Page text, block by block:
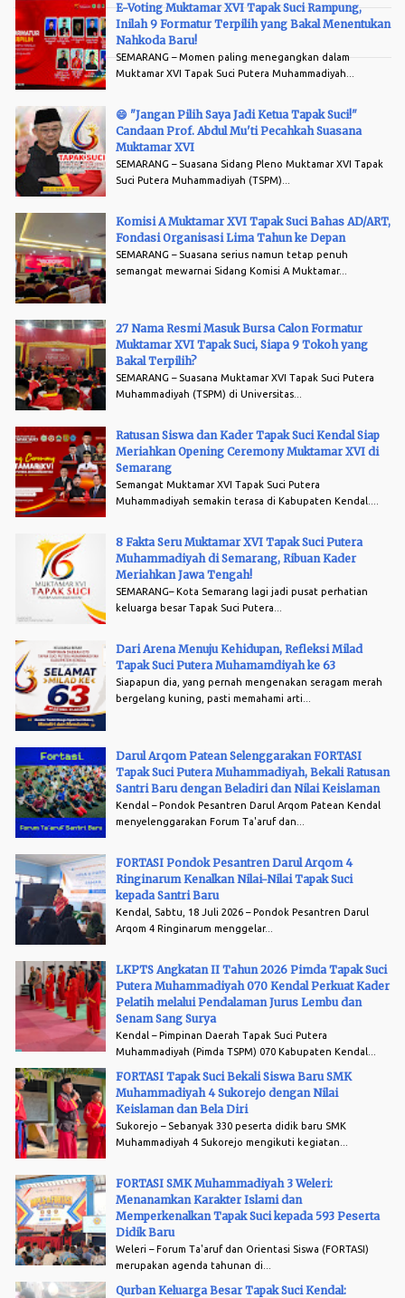
E-Voting Muktamar XVI Tapak Suci Rampung,
Inilah 9 Formatur Terpilih yang Bakal Menentukan
Nahkoda Baru!
SEMARANG – Momen paling menegangkan dalam
Muktamar XVI Tapak Suci Putera Muhammadiyah...
😄 "Jangan Pilih Saya Jadi Ketua Tapak Suci!"
Candaan Prof. Abdul Mu'ti Pecahkah Suasana
Muktamar XVI
SEMARANG – Suasana Sidang Pleno Muktamar XVI Tapak
Suci Putera Muhammadiyah (TSPM)...
Komisi A Muktamar XVI Tapak Suci Bahas AD/ART,
Fondasi Organisasi Lima Tahun ke Depan
SEMARANG – Suasana serius namun tetap penuh
semangat mewarnai Sidang Komisi A Muktamar...
27 Nama Resmi Masuk Bursa Calon Formatur
Muktamar XVI Tapak Suci, Siapa 9 Tokoh yang
Bakal Terpilih?
SEMARANG – Suasana Muktamar XVI Tapak Suci Putera
Muhammadiyah (TSPM) di Universitas...
Ratusan Siswa dan Kader Tapak Suci Kendal Siap
Meriahkan Opening Ceremony Muktamar XVI di
Semarang
Semangat Muktamar XVI Tapak Suci Putera
Muhammadiyah semakin terasa di Kabupaten Kendal....
8 Fakta Seru Muktamar XVI Tapak Suci Putera
Muhammadiyah di Semarang, Ribuan Kader
Meriahkan Jawa Tengah!
SEMARANG– Kota Semarang lagi jadi pusat perhatian
keluarga besar Tapak Suci Putera...
Dari Arena Menuju Kehidupan, Refleksi Milad
Tapak Suci Putera Muhamamdiyah ke 63
Siapapun dia, yang pernah mengenakan seragam merah
bergelang kuning, pasti memahami arti...
Darul Arqom Patean Selenggarakan FORTASI
Tapak Suci Putera Muhammadiyah, Bekali Ratusan
Santri Baru dengan Beladiri dan Nilai Keislaman
Kendal – Pondok Pesantren Darul Arqom Patean Kendal
menyelenggarakan Forum Ta'aruf dan...
FORTASI Pondok Pesantren Darul Arqom 4
Ringinarum Kenalkan Nilai-Nilai Tapak Suci
kepada Santri Baru
Kendal, Sabtu, 18 Juli 2026 – Pondok Pesantren Darul
Arqom 4 Ringinarum menggelar...
LKPTS Angkatan II Tahun 2026 Pimda Tapak Suci
Putera Muhammadiyah 070 Kendal Perkuat Kader
Pelatih melalui Pendalaman Jurus Lembu dan
Senam Sang Surya
Kendal – Pimpinan Daerah Tapak Suci Putera
Muhammadiyah (Pimda TSPM) 070 Kabupaten Kendal...
FORTASI Tapak Suci Bekali Siswa Baru SMK
Muhammadiyah 4 Sukorejo dengan Nilai
Keislaman dan Bela Diri
Sukorejo – Sebanyak 330 peserta didik baru SMK
Muhammadiyah 4 Sukorejo mengikuti kegiatan...
FORTASI SMK Muhammadiyah 3 Weleri:
Menanamkan Karakter Islami dan
Memperkenalkan Tapak Suci kepada 593 Peserta
Didik Baru
Weleri – Forum Ta'aruf dan Orientasi Siswa (FORTASI)
merupakan agenda tahunan di...
Qurban Keluarga Besar Tapak Suci Kendal:
Arsip